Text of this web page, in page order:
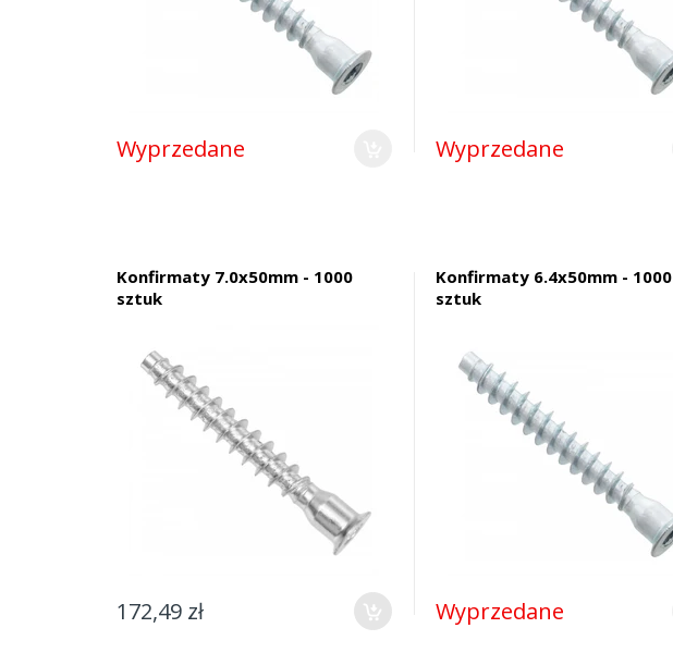
Wyprzedane Wyprzedane
Konfirmaty 7.0x50mm - 1000
sztuk
172,49 zł
Konfirmaty 6.4x50mm - 1000
sztuk
Wyprzedane